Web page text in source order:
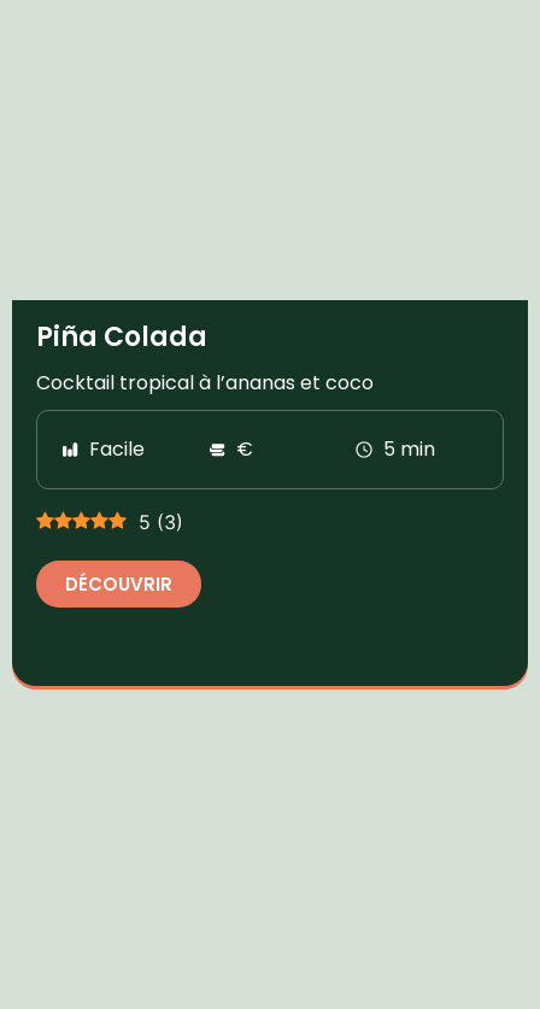
Piña Colada
Cocktail tropical à l’ananas et coco
Facile € 5 min
5 (3)
DÉCOUVRIR